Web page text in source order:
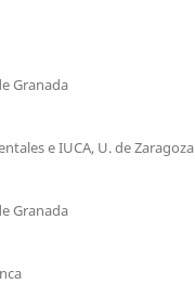
Granada
e IUCA, U. de Zaragoza
Granada